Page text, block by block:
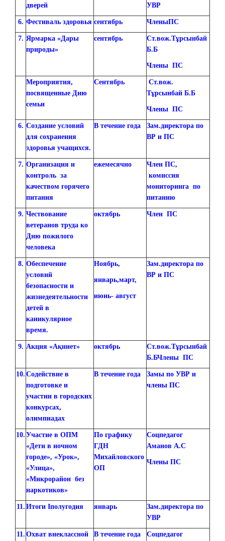
дверей
УВР
6. Фестиваль здоровья сентябрь ЧленыПС
7. Ярмарка «Дары
природы»
сентябрь
Ст.вож.Тұрсынбай
Б.Б
Члены ПС
Мероприятия,
посвященные Дню
семьи
Сентябрь
Ст.вож.
Тұрсынбай Б.Б
Члены ПС
6. Создание условий
для сохранения
здоровья учащихся.
В течение года
Зам.директора по
ВР и ПС
7. Организация и
контроль за
качеством горячего
питания
ежемесячно
Член ПС,
комиссия
мониторинга по
питанию
9. Чествование
ветеранов труда ко
Дню пожилого
человека
октябрь Член ПС
8. Обеспечение
условий
безопасности и
жизнедеятельности
детей в
каникулярное
время.
Ноябрь,
январь,март,
июнь- август
Зам.директора по
ВР и ПС
9. Акция «Ақниет» октябрь
Ст.вож.Тұрсынбай
Б.БЧлены ПС
10. Содействие в
подготовке и
участии в городских
конкурсах,
олимпиадах
В течение года
Замы по УВР и
члены ПС
10. Участие в ОПМ
«Дети в ночном
городе», «Урок»,
«Улица»,
«Микрорайон без
наркотиков»
По графику
ГДН
Михайловского
ОП
Соцпедагог
Аманов А.С
Члены ПС
11. Итоги Iполугодия январь
Зам.директора по
УВР
11. Охват внеклассной
В течение года
Соцпедагог